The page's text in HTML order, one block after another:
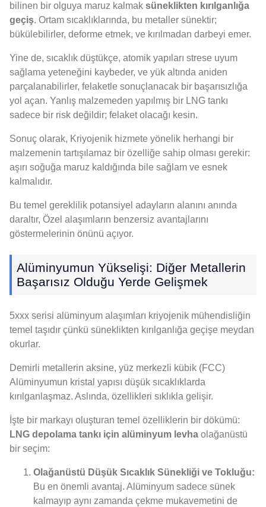
bilinen bir olguya maruz kalmak süneklikten kırılganlığa
geçiş. Ortam sıcaklıklarında, bu metaller sünektir;
bükülebilirler, deforme etmek, ve kırılmadan darbeyi emer.
Yine de, sıcaklık düştükçe, atomik yapıları strese uyum
sağlama yeteneğini kaybeder, ve yük altında aniden
parçalanabilirler, felaketle sonuçlanacak bir başarısızlığa
yol açan. Yanlış malzemeden yapılmış bir LNG tankı
sadece bir risk değildir; felaket olacağı kesin.
Sonuç olarak, Kriyojenik hizmete yönelik herhangi bir
malzemenin tartışılamaz bir özelliğe sahip olması gerekir:
aşırı soğuğa maruz kaldığında bile sağlam ve esnek
kalmalıdır.
Bu temel gereklilik potansiyel adayların alanını anında
daraltır, Özel alaşımların benzersiz avantajlarını
göstermelerinin önünü açıyor.
Alüminyumun Yükselişi: Diğer Metallerin
Başarısız Olduğu Yerde Gelişmek
5xxx serisi alüminyum alaşımları kriyojenik mühendisliğin
temel taşıdır çünkü süneklikten kırılganlığa geçişe meydan
okurlar.
Demirli metallerin aksine, yüz merkezli kübik (FCC)
Alüminyumun kristal yapısı düşük sıcaklıklarda
kırılganlaşmaz. Aslında, özellikleri sıklıkla gelişir.
İşte bir markayı oluşturan temel özelliklerin bir dökümü:
LNG depolama tankı için alüminyum levha olağanüstü
bir seçim:
Olağanüstü Düşük Sıcaklık Sünekliği ve Tokluğu:
Bu en önemli avantaj. Alüminyum sadece sünek
kalmayıp aynı zamanda çekme mukavemetini de